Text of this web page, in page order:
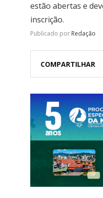
estão abertas e
inscrição.
Publicado por Redação
COMPARTILHAR